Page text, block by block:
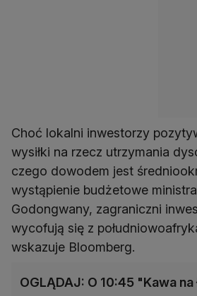
Choć lokalni inwestorzy
wysiłki na rzecz utrzymania
czego dowodem jest
wystąpienie budżetowe
Godongwany, zagraniczni
wycofują się z
wskazuje Bloomberg.
OGLĄDAJ: O 10:45 "Kawa